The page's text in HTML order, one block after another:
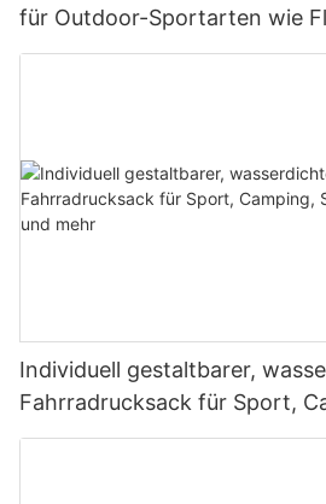
für Outdoor-Sportarten wie
Rafting, Höhlenforschung,
Individuell gestaltbarer,
Fahrradrucksack für Sport,
Schwimmen, Tauchen und